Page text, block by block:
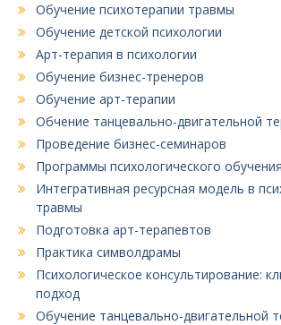
Обучение психотерапии травмы
Обучение детской психологии
Арт-терапия в психологии
Обучение бизнес-тренеров
Обучение арт-терапии
Обчение танцевально-двигательной
Проведение бизнес-семинаров
Программы психологического обучения
Интегративная ресурсная модель в
травмы
Подготовка арт-терапевтов
Практика символдрамы
Психологическое консультирование:
подход
Обучение танцевально-двигательной